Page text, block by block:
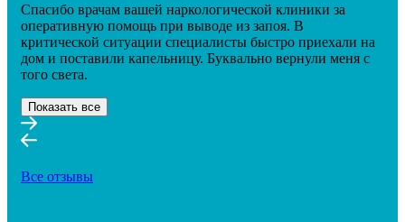
Спасибо врачам вашей наркологической клиники за
оперативную помощь при выводе из запоя. В
критической ситуации специалисты быстро приехали на
дом и поставили капельницу. Буквально вернули меня с
того света.
Показать все
Все отзывы